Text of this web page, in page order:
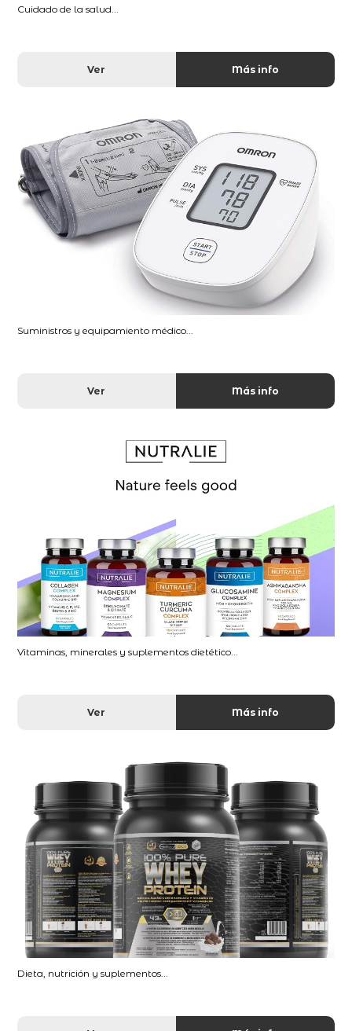
Cuidado de la salud...
Ver Más info
Suministros y equipamiento médico...
Ver Más info
Vitaminas, minerales y suplementos dietético...
Ver Más info
Dieta, nutrición y suplementos...